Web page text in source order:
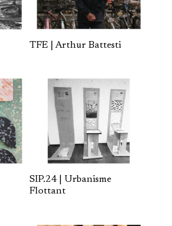
TFE | Arthur Battesti
SIP.24 | Urbanisme
Flottant